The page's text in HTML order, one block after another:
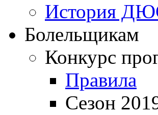
История
Болельщикам
Конкурс
Правила
Сезон